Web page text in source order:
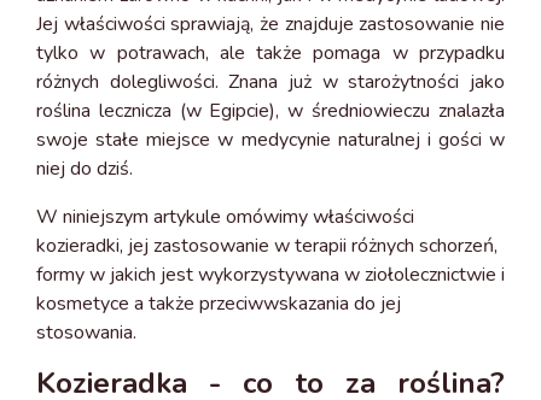
Jej właściwości sprawiają, że znajduje zastosowanie nie
tylko w potrawach, ale także pomaga w przypadku
różnych dolegliwości. Znana już w starożytności jako
roślina lecznicza (w Egipcie), w średniowieczu znalazła
swoje stałe miejsce w medycynie naturalnej i gości w
niej do dziś.
W niniejszym artykule omówimy właściwości
kozieradki, jej zastosowanie w terapii różnych schorzeń,
formy w jakich jest wykorzystywana w ziołolecznictwie i
kosmetyce a także przeciwwskazania do jej
stosowania.
Kozieradka - co to za roślina?